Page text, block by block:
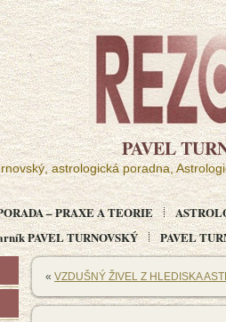
PAVEL
astrologická poradna,
– PRAXE A TEORIE
PAVEL TURNOVSKÝ PAVEL
« VZDUŠNÝ ŽIVEL Z HLEDISKA